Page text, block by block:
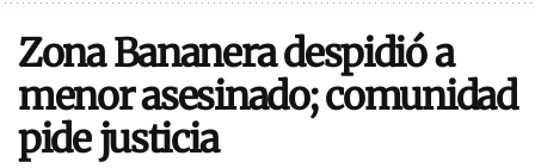
Zona Bananera despidió a
menor asesinado; comunidad
pide justicia